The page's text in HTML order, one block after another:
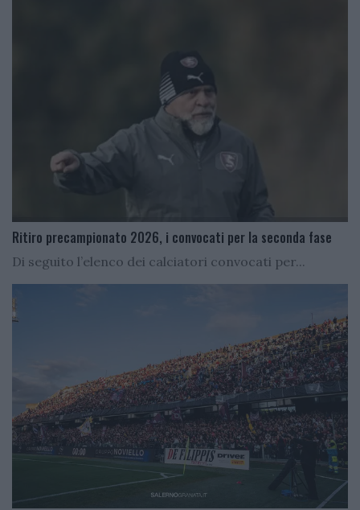
Ritiro precampionato 2026, i convocati per la seconda fase
Di seguito l’elenco dei calciatori convocati per...